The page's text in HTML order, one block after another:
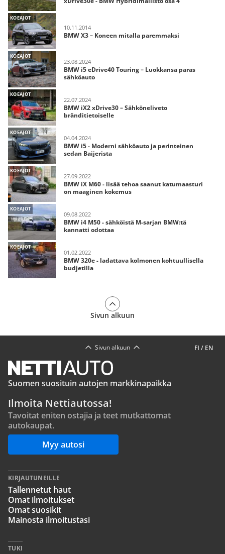
KOEAJOT
10.11.2014
BMW X3 – Koneen mitalla paremmaksi
KOEAJOT
23.08.2024
BMW i5 eDrive40 Touring – Luokkansa paras
sähköauto
KOEAJOT
22.07.2024
BMW iX2 xDrive30 – Sähköneliveto
bränditietoiselle
KOEAJOT
04.04.2024
BMW i5 - Moderni sähköauto ja perinteinen
sedan Baijerista
KOEAJOT
27.09.2022
BMW iX M60 - lisää tehoa saanut katumaasturi
on maaginen kokemus
KOEAJOT
09.08.2022
BMW i4 M50 - sähköistä M-sarjan BMW:tä
kannatti odottaa
KOEAJOT
01.02.2022
BMW 320e - ladattava kolmonen kohtuullisella
budjetilla
Sivun alkuun
FI / EN
Sivun alkuun
Suomen suosituin autojen markkinapaikka
Ilmoita Nettiautossa!
Tavoitat eniten ostajia ja teet mutkattomat
autokaupat.
Myy autosi
KIRJAUTUNEILLE
Tallennetut haut
Omat ilmoitukset
Omat suosikit
Mainosta ilmoitustasi
TUKI